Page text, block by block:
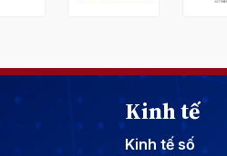
Kinh tế
Kinh tế số